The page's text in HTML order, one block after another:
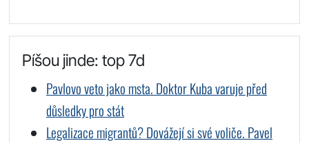
Píšou jinde: top 7d
Pavlovo veto jako msta. Doktor Kuba varuje před
důsledky pro stát
Legalizace migrantů? Dovážejí si své voliče. Pavel